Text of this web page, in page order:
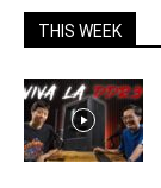
THIS WEEK